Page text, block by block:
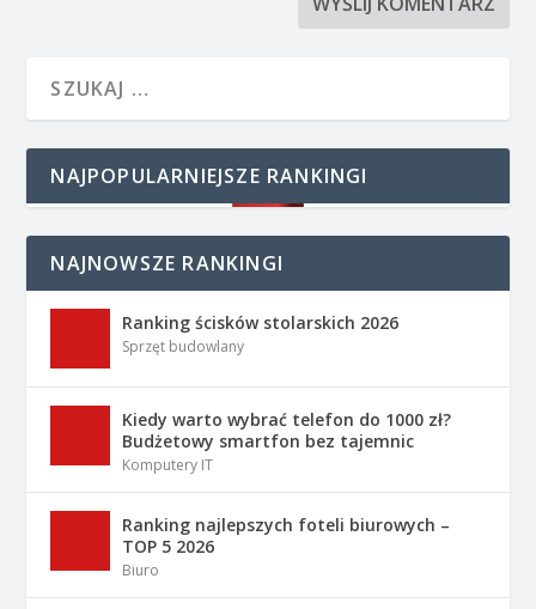
NAJPOPULARNIEJSZE RANKINGI
NAJNOWSZE RANKINGI
Ranking ścisków stolarskich 2026
Sprzęt budowlany
Kiedy warto wybrać telefon do 1000 zł?
Budżetowy smartfon bez tajemnic
Komputery IT
Ranking najlepszych foteli biurowych –
TOP 5 2026
Biuro